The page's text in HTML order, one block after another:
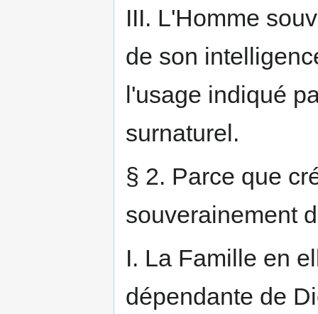
III. L'Homme
de son
l'usage indiqué
surnaturel.
§ 2. Parce que
souverainement
I. La Famille en
dépendante de